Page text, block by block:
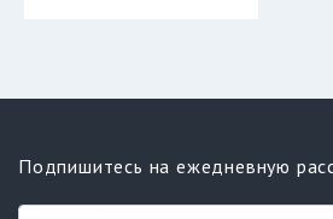
Подпишитесь на ежедневную